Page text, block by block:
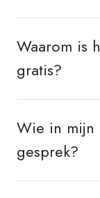
Waarom is
gratis?
Wie in mijn
gesprek?